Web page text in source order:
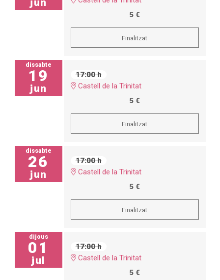
5 €
Finalitzat
dissabte
19
jun
17:00 h
Castell de la Trinitat
5 €
Finalitzat
dissabte
26
jun
17:00 h
Castell de la Trinitat
5 €
Finalitzat
dijous
01
jul
17:00 h
Castell de la Trinitat
5 €